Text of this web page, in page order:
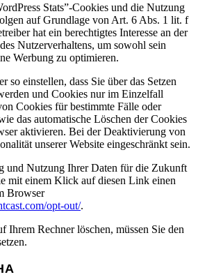
Stats”-Cookies und die Nutzung
auf Grundlage von Art. 6 Abs. 1 lit. f
hat ein berechtigtes Interesse an der
Nutzerverhaltens, um sowohl sein
Werbung zu optimieren.
so einstellen, dass Sie über das Setzen
und Cookies nur im Einzelfall
Cookies für bestimmte Fälle oder
das automatische Löschen der Cookies
aktivieren. Bei der Deaktivierung von
unserer Website eingeschränkt sein.
und Nutzung Ihrer Daten für die Zukunft
mit einem Klick auf diesen Link einen
Browser
opt-out/.
Ihrem Rechner löschen, müssen Sie den